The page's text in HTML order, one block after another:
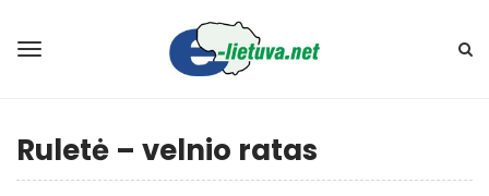
Ruletė – velnio ratas